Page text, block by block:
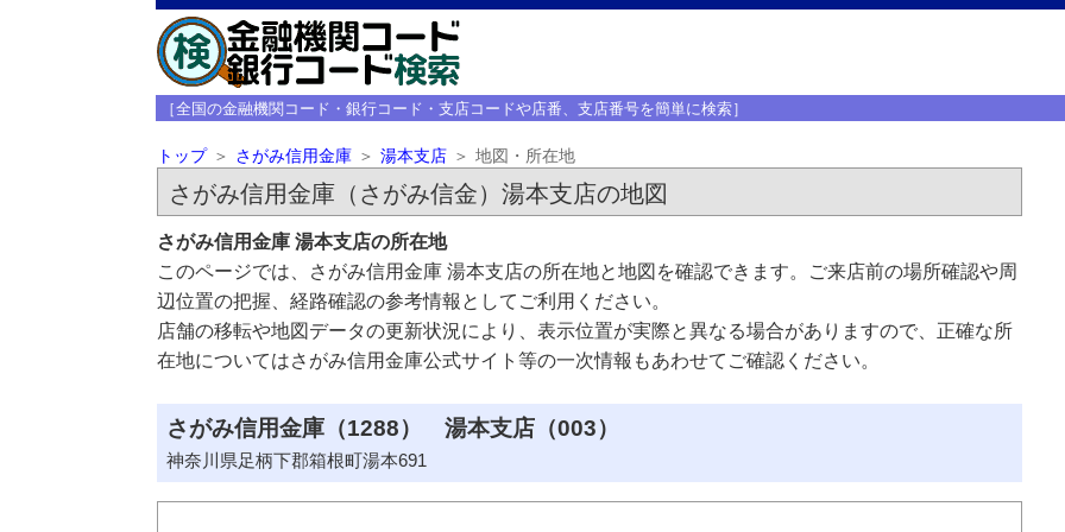
［全国の金融機関コード・銀行コード・支店コードや店番、支店番号を簡単に検索］
トップ さがみ信用金庫 湯本支店 地図・所在地
さがみ信用金庫（さがみ信金）湯本支店の地図
さがみ信用金庫 湯本支店の所在地
このページでは、さがみ信用金庫 湯本支店の所在地と地図を確認できます。ご来店前の場所確認や周
辺位置の把握、経路確認の参考情報としてご利用ください。
店舗の移転や地図データの更新状況により、表示位置が実際と異なる場合がありますので、正確な所
在地についてはさがみ信用金庫公式サイト等の一次情報もあわせてご確認ください。
さがみ信用金庫（1288） 湯本支店（003）
神奈川県足柄下郡箱根町湯本691